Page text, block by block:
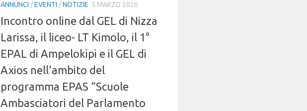
ANNUNCI /EVENTI /NOTIZIE 5 MARZO 2026
Incontro online dal GEL di Nizza
Larissa, il liceo- LT Kimolo, il 1°
EPAL di Ampelokipi e il GEL di
Axios nell'ambito del
programma EPAS “Scuole
Ambasciatori del Parlamento